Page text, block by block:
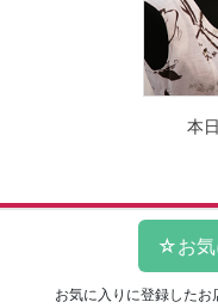
本
お気に入りに登録したお